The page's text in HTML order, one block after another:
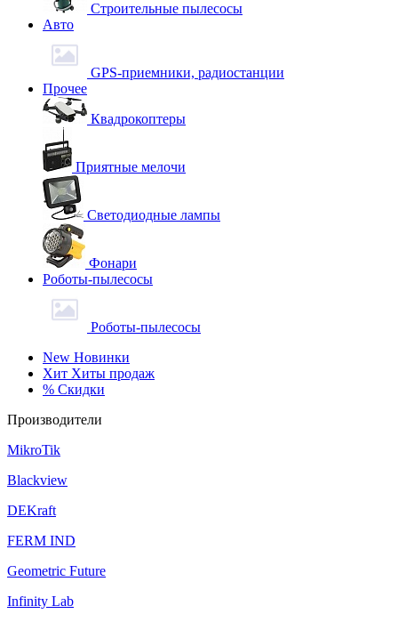
Строительные пылесосы
Авто
GPS-приемники, радиостанции
Прочее
Квадрокоптеры
Приятные мелочи
Светодиодные лампы
Фонари
Роботы-пылесосы
Роботы-пылесосы
New Новинки
Хит Хиты продаж
% Скидки
Производители
MikroTik
Blackview
DEKraft
FERM IND
Geometric Future
Infinity Lab